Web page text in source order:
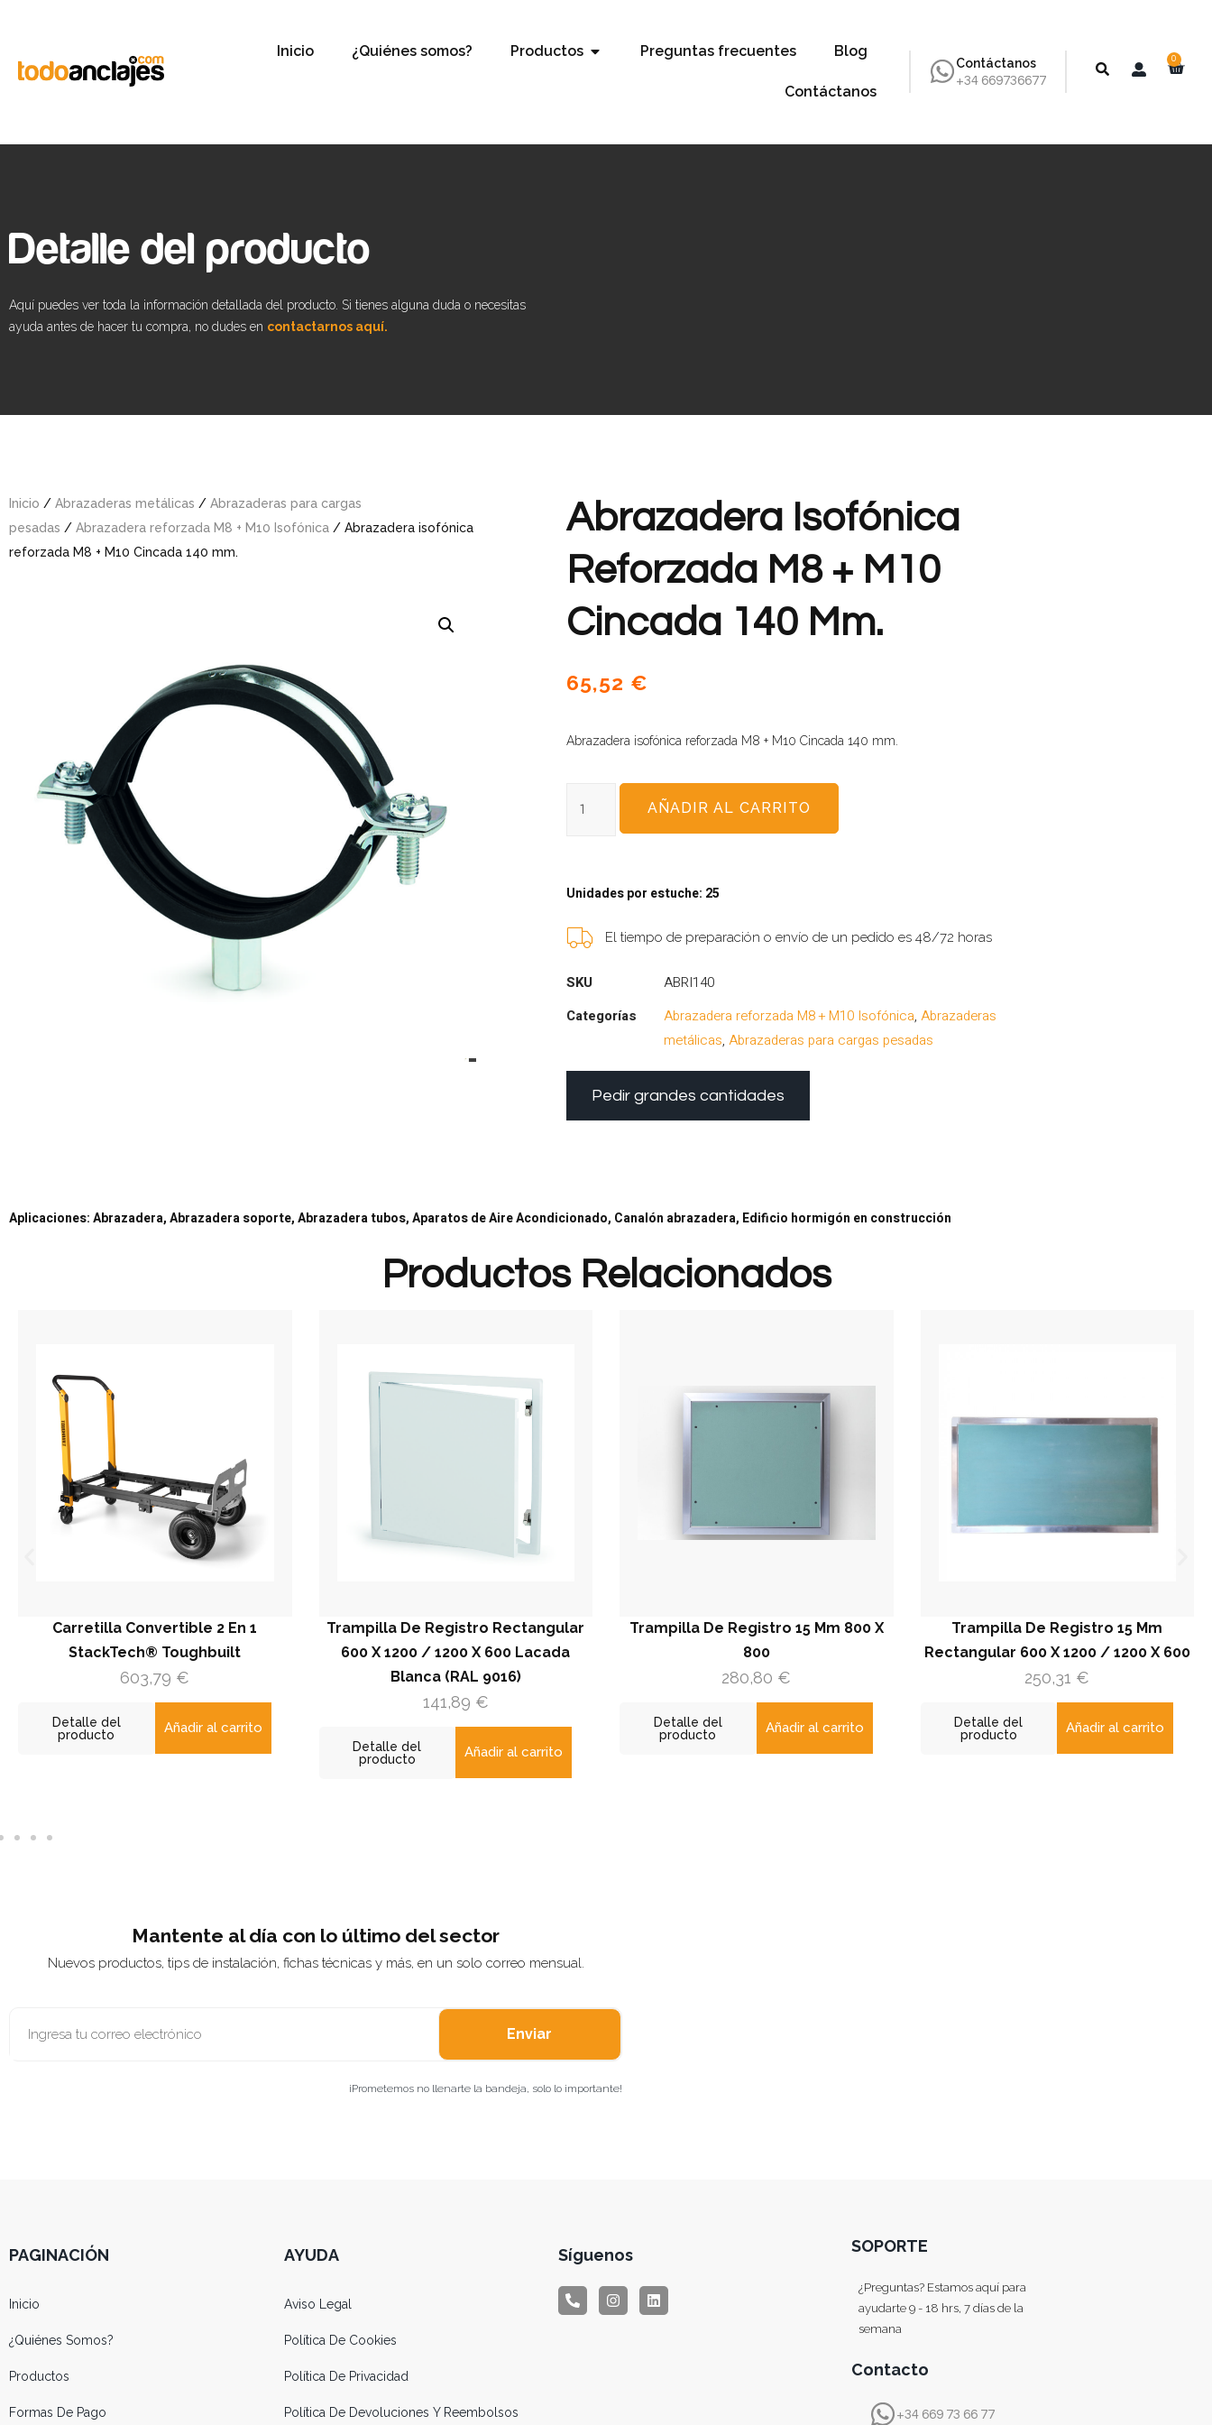
Inicio ¿Quiénes somos? Productos Preguntas frecuentes Blog
Contáctanos
Contáctanos
+34 669736677
0
Detalle del producto
Aquí puedes ver toda la información detallada del producto. Si tienes alguna duda o necesitas
ayuda antes de hacer tu compra, no dudes en contactarnos aquí.
Inicio / Abrazaderas metálicas / Abrazaderas para cargas
pesadas / Abrazadera reforzada M8 + M10 Isofónica / Abrazadera isofónica
reforzada M8 + M10 Cincada 140 mm.
Abrazadera Isofónica
Reforzada M8 + M10
Cincada 140 Mm.
65,52 €
Abrazadera isofónica reforzada M8 + M10 Cincada 140 mm.
AÑADIR AL CARRITO
Unidades por estuche: 25
El tiempo de preparación o envío de un pedido es 48/72 horas
SKU
ABRI140
Categorías
Abrazadera reforzada M8 + M10 Isofónica,Abrazaderas
metálicas,Abrazaderas para cargas pesadas
Pedir grandes cantidades
Aplicaciones: Abrazadera, Abrazadera soporte, Abrazadera tubos, Aparatos de Aire Acondicionado, Canalón abrazadera, Edificio hormigón en construcción
Productos Relacionados
Convertible 2 En 1
Toughbuilt
Añadir al carrito
Trampilla De Registro Rectangular
600 X 1200 / 1200 X 600 Lacada
Blanca (RAL 9016)
Añadir al carrito
Trampilla De Registro 15 Mm 800 X
Añadir al carrito
Trampilla De Registro 15 Mm
Rectangular 600 X 1200 / 1200 X 600
Añadir al carrito
Mantente al día con lo último del sector
Nuevos productos, tips de instalación, fichas técnicas y más, en un solo correo mensual.
Enviar
¡Prometemos no llenarte la bandeja, solo lo importante!
PAGINACIÓN
Inicio
¿Quiénes Somos?
Productos
Formas De Pago
AYUDA
Aviso Legal
Política De Cookies
Política De Privacidad
Política De Devoluciones Y Reembolsos
Síguenos SOPORTE
¿Preguntas? Estamos aquí para
ayudarte 9 - 18 hrs, 7 días de la
semana
Contacto
+34 669 73 66 77